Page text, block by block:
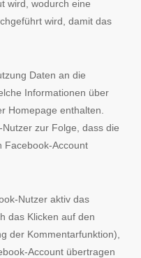
wird, wodurch eine
wird, damit das
Daten an die
Informationen über
Homepage enthalten.
zur Folge, dass die
Facebook-Account
Nutzer aktiv das
das Klicken auf den
der Kommentarfunktion),
Account übertragen